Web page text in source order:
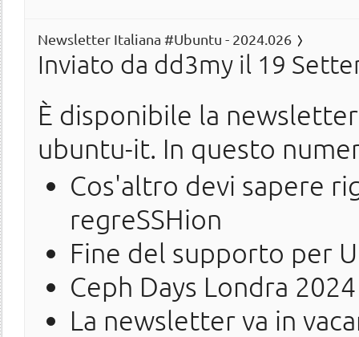
Newsletter Italiana #Ubuntu - 2024.026
Inviato da dd3my il 19
È disponibile la
ubuntu-it. In questo
Cos'altro devi sapere
regreSSHion
Fine del supporto per
Ceph Days Londra 2024
La newsletter va in